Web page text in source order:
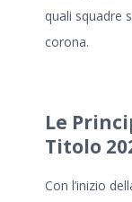
quali squadre
corona.
Le
Titolo
Con l’inizio